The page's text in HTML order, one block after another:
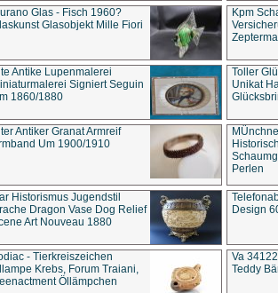
Glas - Fisch 1960?
Glasobjekt Mille Fiori
Kpm
Antike Lupenmalerei
Signiert Seguin
1860/1880
Toller
Unikat
Antiker Granat Armreif
Um 1900/1910
Perlen
Historismus Jugendstil
Dragon Vase Dog Relief
Art Nouveau 1880
Design
- Tierkreiszeichen
Krebs, Forum Traiani,
Öllämpchen
Va
Teddy